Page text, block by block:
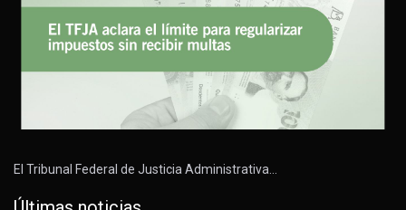
El Tribunal Federal de Justicia Administrativa…